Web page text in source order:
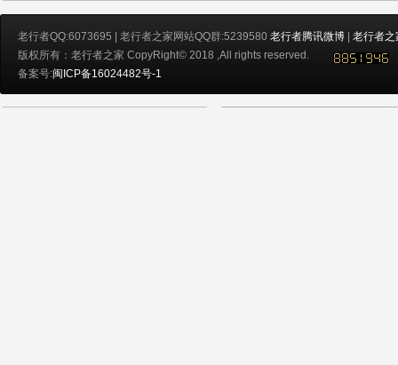
老行者QQ:6073695 | 老行者之家网站QQ群:5239580 老行者腾讯微博 | 老行者之
版权所有：老行者之家 CopyRight© 2018 ,All rights reserved.
备案号:闽ICP备16024482号-1